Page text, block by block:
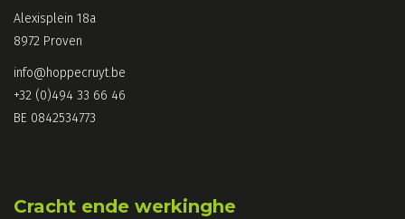
Alexisplein 18a
8972 Proven
info@hoppecruyt.be
+32 (0)494 33 66 46
BE 0842534773
Cracht ende werkinghe